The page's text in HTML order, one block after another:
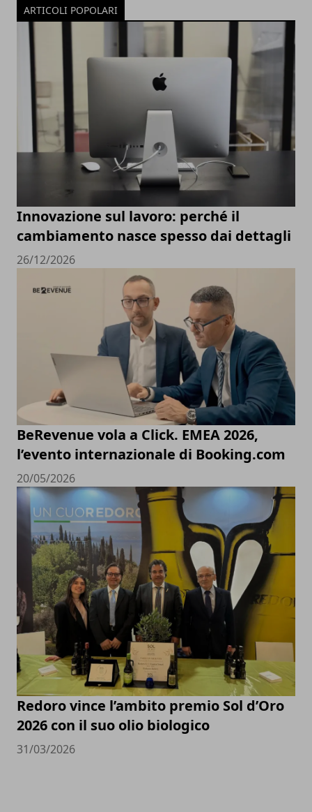
ARTICOLI POPOLARI
Innovazione sul lavoro: perché il
cambiamento nasce spesso dai dettagli
26/12/2026
BeRevenue vola a Click. EMEA 2026,
l’evento internazionale di Booking.com
20/05/2026
Redoro vince l’ambito premio Sol d’Oro
2026 con il suo olio biologico
31/03/2026